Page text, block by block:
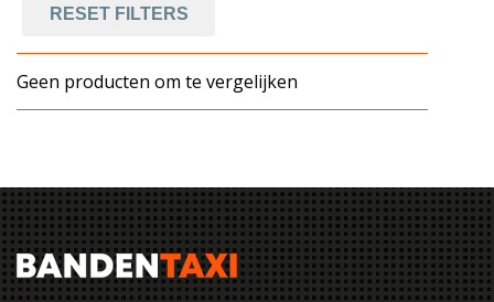
RESET FILTERS
Geen producten om te vergelijken